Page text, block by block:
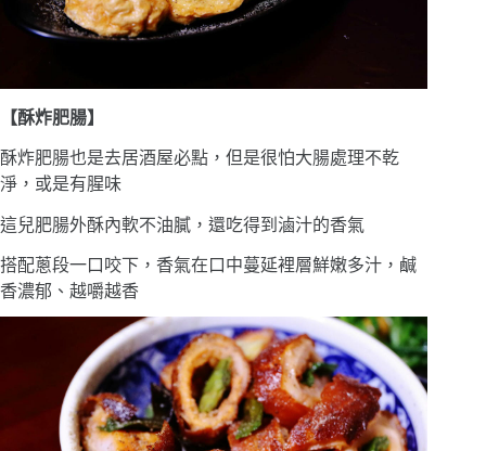
【酥炸肥腸】
酥炸肥腸也是去居酒屋必點，但是很怕大腸處理不乾
淨，或是有腥味
這兒肥腸外酥內軟不油膩，還吃得到滷汁的香氣
搭配蔥段一口咬下，香氣在口中蔓延裡層鮮嫩多汁，鹹
香濃郁、越嚼越香